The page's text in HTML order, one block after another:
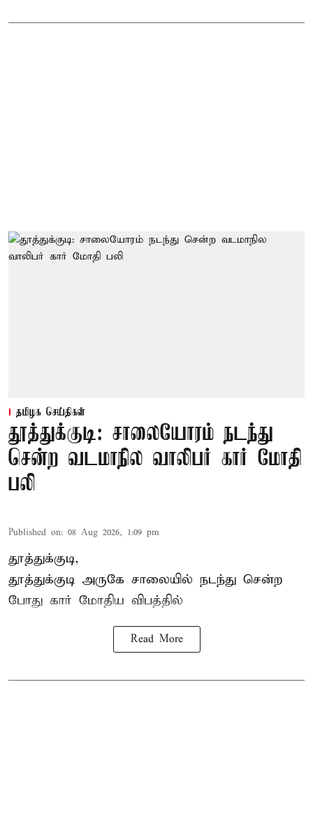
தமிழக செய்திகள்
தூத்துக்குடி: சாலையோரம் நடந்து
சென்ற வடமாநில வாலிபர் கார் மோதி
பலி
Published on: 08 Aug 2026, 1:09 pm
தூத்துக்குடி,
தூத்துக்குடி அருகே சாலையில் நடந்து சென்ற
போது கார் மோதிய விபத்தில்
Read More